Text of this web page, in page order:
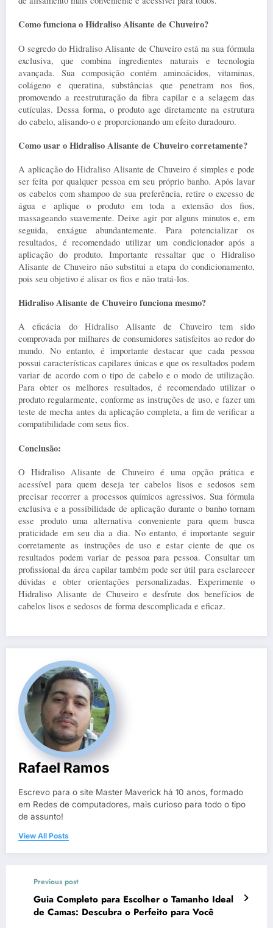
Como funciona o Hidraliso Alisante de Chuveiro?
O segredo do Hidraliso Alisante de Chuveiro está na sua fórmula
exclusiva, que combina ingredientes naturais e tecnologia
avançada. Sua composição contém aminoácidos, vitaminas,
colágeno e queratina, substâncias que penetram nos fios,
promovendo a reestruturação da fibra capilar e a selagem das
cutículas. Dessa forma, o produto age diretamente na estrutura
do cabelo, alisando-o e proporcionando um efeito duradouro.
Como usar o Hidraliso Alisante de Chuveiro corretamente?
A aplicação do Hidraliso Alisante de Chuveiro é simples e pode
ser feita por qualquer pessoa em seu próprio banho. Após lavar
os cabelos com shampoo de sua preferência, retire o excesso de
água e aplique o produto em toda a extensão dos fios,
massageando suavemente. Deixe agir por alguns minutos e, em
seguida, enxágue abundantemente. Para potencializar os
resultados, é recomendado utilizar um condicionador após a
aplicação do produto. Importante ressaltar que o Hidraliso
Alisante de Chuveiro não substitui a etapa do condicionamento,
pois seu objetivo é alisar os fios e não tratá-los.
Hidraliso Alisante de Chuveiro funciona mesmo?
A eficácia do Hidraliso Alisante de Chuveiro tem sido
comprovada por milhares de consumidores satisfeitos ao redor do
mundo. No entanto, é importante destacar que cada pessoa
possui características capilares únicas e que os resultados podem
variar de acordo com o tipo de cabelo e o modo de utilização.
Para obter os melhores resultados, é recomendado utilizar o
produto regularmente, conforme as instruções de uso, e fazer um
teste de mecha antes da aplicação completa, a fim de verificar a
compatibilidade com seus fios.
Conclusão:
O Hidraliso Alisante de Chuveiro é uma opção prática e
acessível para quem deseja ter cabelos lisos e sedosos sem
precisar recorrer a processos químicos agressivos. Sua fórmula
exclusiva e a possibilidade de aplicação durante o banho tornam
esse produto uma alternativa conveniente para quem busca
praticidade em seu dia a dia. No entanto, é importante seguir
corretamente as instruções de uso e estar ciente de que os
resultados podem variar de pessoa para pessoa. Consultar um
profissional da área capilar também pode ser útil para esclarecer
dúvidas e obter orientações personalizadas. Experimente o
Hidraliso Alisante de Chuveiro e desfrute dos benefícios de
cabelos lisos e sedosos de forma descomplicada e eficaz.
Rafael Ramos
Escrevo para o site Master Maverick há 10 anos, formado
em Redes de computadores, mais curioso para todo o tipo
de assunto!
View All Posts
Previous post
Guia Completo para Escolher o Tamanho Ideal
de Camas: Descubra o Perfeito para Você